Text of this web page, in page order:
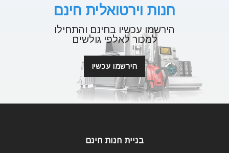
חנות וירטואלית חינם
הירשמו עכשיו בחינם והתחילו
למכור לאלפי גולשים
הירשמו עכשיו
בניית חנות חינם